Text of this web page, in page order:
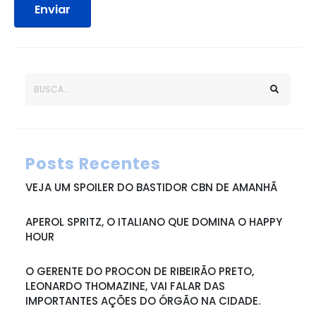
Enviar
Posts Recentes
VEJA UM SPOILER DO BASTIDOR CBN DE AMANHÃ
APEROL SPRITZ, O ITALIANO QUE DOMINA O HAPPY
HOUR
O GERENTE DO PROCON DE RIBEIRÃO PRETO,
LEONARDO THOMAZINE, VAI FALAR DAS
IMPORTANTES AÇÕES DO ÓRGÃO NA CIDADE.